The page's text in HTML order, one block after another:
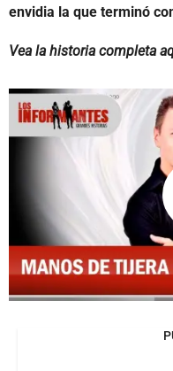
envidia la que terminó
Vea la historia completa